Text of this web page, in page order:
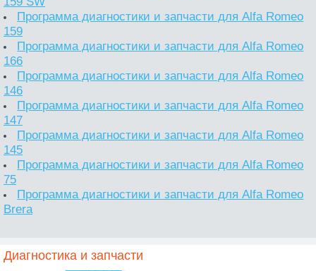
Программа диагностики и запчасти для Alfa Romeo
159
Программа диагностики и запчасти для Alfa Romeo
166
Программа диагностики и запчасти для Alfa Romeo
146
Программа диагностики и запчасти для Alfa Romeo
147
Программа диагностики и запчасти для Alfa Romeo
145
Программа диагностики и запчасти для Alfa Romeo
75
Программа диагностики и запчасти для Alfa Romeo
Brera
Диагностика и запчасти